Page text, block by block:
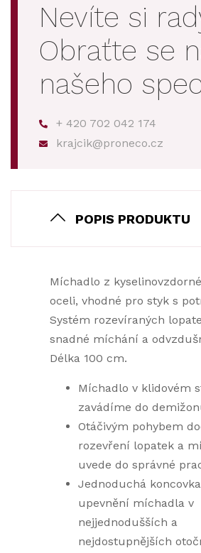
Nevíte si
Obraťte se
našeho
+ 420 702 042 174
krajcik@proneco.cz
POPIS PRODUKTU
Míchadlo z
oceli, vhodné pro styk s
Systém rozevíraných
snadné míchání a
Délka 100 cm.
Míchadlo v klidovém
zavádíme do
Otáčivým pohybem
rozevření lopatek a
uvede do správné
Jednoduchá
upevnění míchadla v
nejjednodušších a
nejdostupnějších